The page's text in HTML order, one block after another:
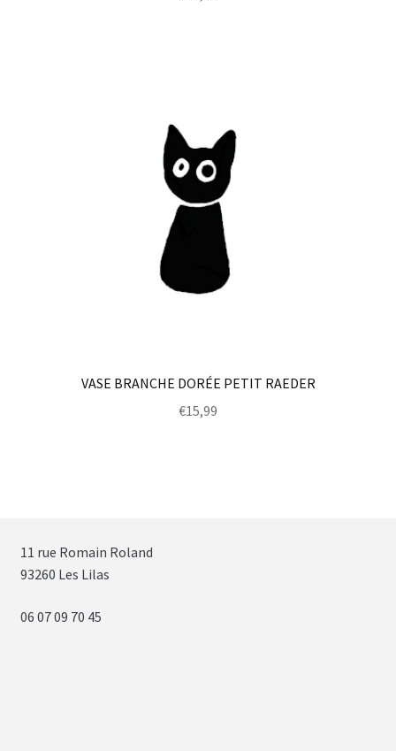
VASE BRANCHE DORÉE PETIT RAEDER
€15,99
11 rue Romain Roland
93260 Les Lilas
06 07 09 70 45